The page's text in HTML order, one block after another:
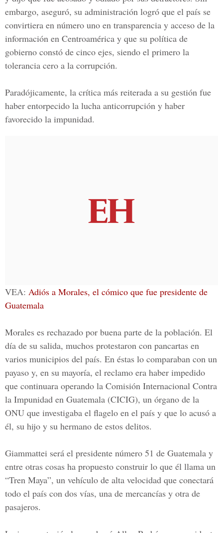
embargo, aseguró, su administración logró que el país se
convirtiera en número uno en transparencia y acceso de la
información en Centroamérica y que su política de
gobierno constó de cinco ejes, siendo el primero la
tolerancia cero a la corrupción.
Paradójicamente, la crítica más reiterada a su gestión fue
haber entorpecido la lucha anticorrupción y haber
favorecido la impunidad.
VEA: Adiós a Morales, el cómico que fue presidente de
Guatemala
Morales es rechazado por buena parte de la población. El
día de su salida, muchos protestaron con pancartas en
varios municipios del país. En éstas lo comparaban con un
payaso y, en su mayoría, el reclamo era haber impedido
que continuara operando la Comisión Internacional Contra
la Impunidad en Guatemala (CICIG), un órgano de la
ONU que investigaba el flagelo en el país y que lo acusó a
él, su hijo y su hermano de estos delitos.
Giammattei será el presidente número 51 de Guatemala y
entre otras cosas ha propuesto construir lo que él llama un
“Tren Maya”, un vehículo de alta velocidad que conectará
todo el país con dos vías, una de mercancías y otra de
pasajeros.